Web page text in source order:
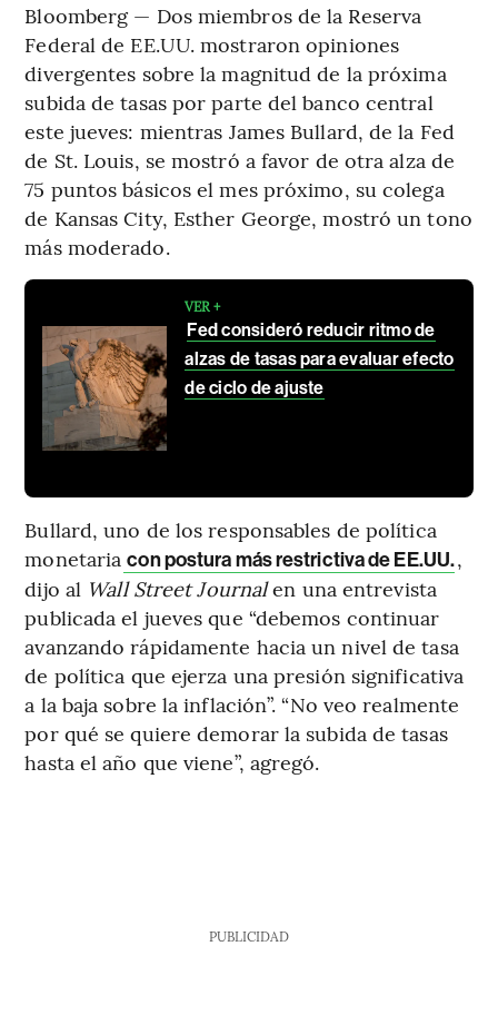
Bloomberg — Dos miembros de la Reserva
Federal de EE.UU. mostraron opiniones
divergentes sobre la magnitud de la próxima
subida de tasas por parte del banco central
este jueves: mientras James Bullard, de la Fed
de St. Louis, se mostró a favor de otra alza de
75 puntos básicos el mes próximo, su colega
de Kansas City, Esther George, mostró un tono
más moderado.
VER +
Fed consideró reducir ritmo de
alzas de tasas para evaluar efecto
de ciclo de ajuste
Bullard, uno de los responsables de política
monetaria con postura más restrictiva de EE.UU.,
dijo al Wall Street Journalen una entrevista
publicada el jueves que “debemos continuar
avanzando rápidamente hacia un nivel de tasa
de política que ejerza una presión significativa
a la baja sobre la inflación”. “No veo realmente
por qué se quiere demorar la subida de tasas
hasta el año que viene”, agregó.
PUBLICIDAD